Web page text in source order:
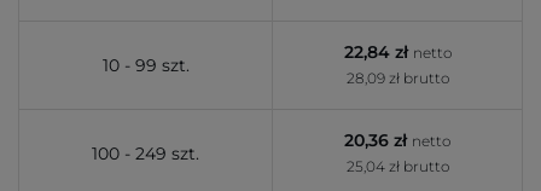
10 - 99 szt.
22,84 zł netto
28,09 zł brutto
100 - 249 szt.
20,36 zł netto
25,04 zł brutto